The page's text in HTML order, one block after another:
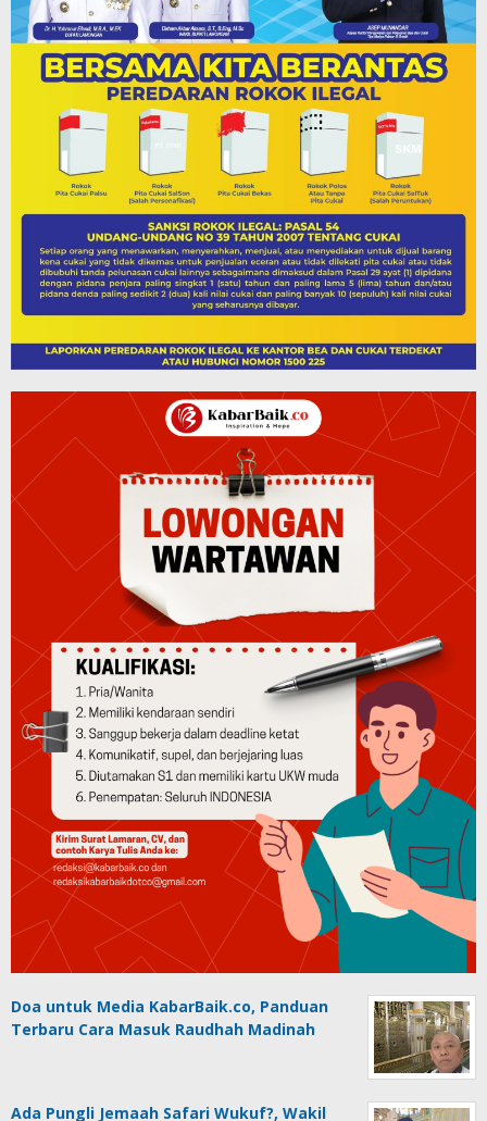
Doa untuk Media KabarBaik.co, Panduan
Terbaru Cara Masuk Raudhah Madinah
Ada Pungli Jemaah Safari Wukuf?, Wakil